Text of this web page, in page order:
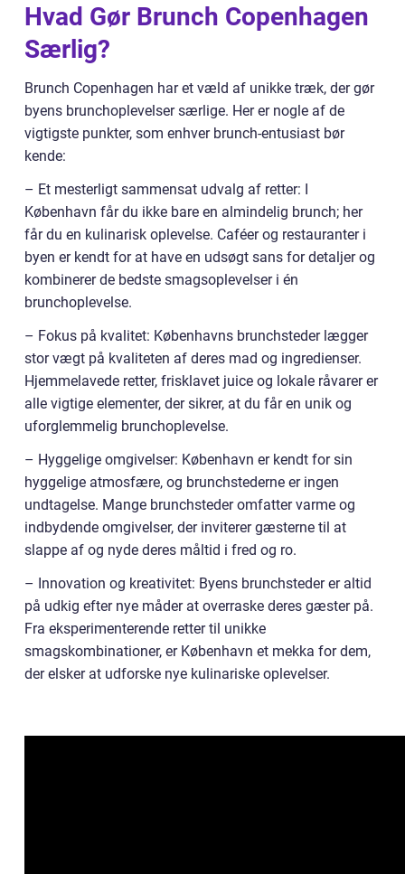
Hvad Gør Brunch Copenhagen
Særlig?
Brunch Copenhagen har et væld af unikke træk, der gør
byens brunchoplevelser særlige. Her er nogle af de
vigtigste punkter, som enhver brunch-entusiast bør
kende:
– Et mesterligt sammensat udvalg af retter: I
København får du ikke bare en almindelig brunch; her
får du en kulinarisk oplevelse. Caféer og restauranter i
byen er kendt for at have en udsøgt sans for detaljer og
kombinerer de bedste smagsoplevelser i én
brunchoplevelse.
– Fokus på kvalitet: Københavns brunchsteder lægger
stor vægt på kvaliteten af deres mad og ingredienser.
Hjemmelavede retter, frisklavet juice og lokale råvarer er
alle vigtige elementer, der sikrer, at du får en unik og
uforglemmelig brunchoplevelse.
– Hyggelige omgivelser: København er kendt for sin
hyggelige atmosfære, og brunchstederne er ingen
undtagelse. Mange brunchsteder omfatter varme og
indbydende omgivelser, der inviterer gæsterne til at
slappe af og nyde deres måltid i fred og ro.
– Innovation og kreativitet: Byens brunchsteder er altid
på udkig efter nye måder at overraske deres gæster på.
Fra eksperimenterende retter til unikke
smagskombinationer, er København et mekka for dem,
der elsker at udforske nye kulinariske oplevelser.